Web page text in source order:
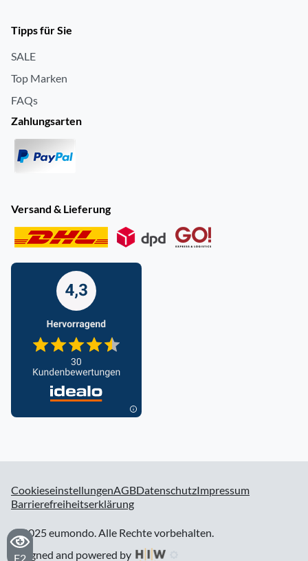
F2
Tipps für Sie
SALE
Top Marken
FAQs
Zahlungsarten
Versand & Lieferung
CookieseinstellungenAGBDatenschutzImpressum
Barrierefreiheitserklärung
© 2025 eumondo. Alle Rechte vorbehalten.
designed and powered by